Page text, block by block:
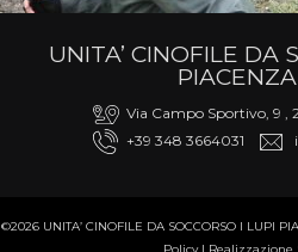
UNITA’ CINOFILE DA
Via Campo Sportivo, 9 ,
+39 348 3664031
©2026 UNITA’ CINOFILE DA SOCCORSO I LUPI
Policy|